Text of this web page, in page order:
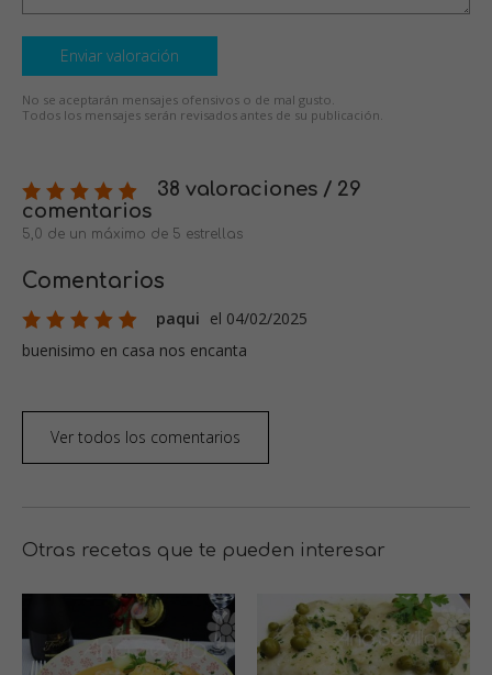
Enviar valoración
No se aceptarán mensajes ofensivos o de mal gusto.
Todos los mensajes serán revisados antes de su publicación.
38 valoraciones / 29
comentarios
5,0 de un máximo de 5 estrellas
Comentarios
paqui el 04/02/2025
buenisimo en casa nos encanta
Ver todos los comentarios
Otras recetas que te pueden interesar